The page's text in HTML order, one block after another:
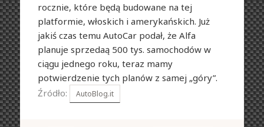
rocznie, które będą budowane na tej
platformie, włoskich i amerykańskich. Już
jakiś czas temu AutoCar podał, że Alfa
planuje sprzedaą 500 tys. samochodów w
ciągu jednego roku, teraz mamy
potwierdzenie tych planów z samej „góry”.
Źródło:
AutoBlog.it